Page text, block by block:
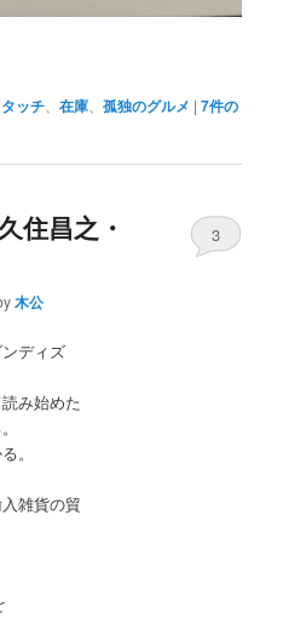
タッチ 、在庫 、孤独のグルメ |7件の
住昌之・
木公
3
ディズ
み始めた
。
雑貨の貿